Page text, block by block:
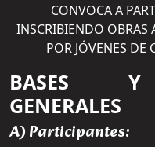
CONVOCA A
INSCRIBIENDO OBRAS
POR JÓVENES DE
BASES Y
GENERALES
A) Participantes: